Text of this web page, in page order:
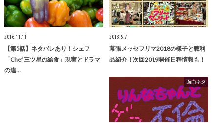
2016.11.11
【第5話】ネタバレあり！シェフ
「Chef 三ツ星の給食」現実とドラマ
の違…
2018.5.7
幕張メッセフリマ2018の様子と戦利
品紹介！次回2019開催日程情報も！
面白ネタ